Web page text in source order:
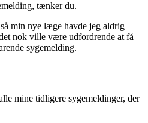
tænker du.
min nye læge havde jeg aldrig
nok ville være udfordrende at få
sygemelding.
mine tidligere sygemeldinger, der